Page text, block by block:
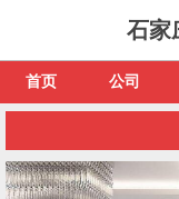
石家
首页 公司